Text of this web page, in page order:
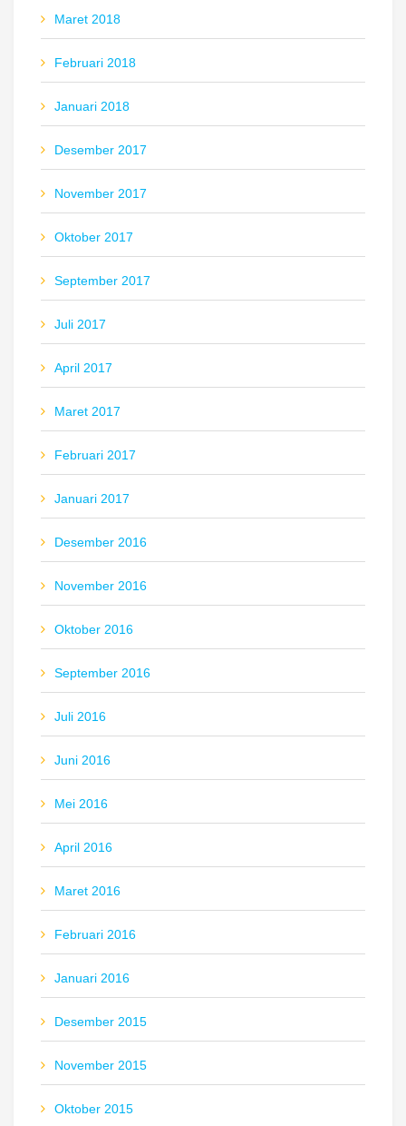
Maret 2018
Februari 2018
Januari 2018
Desember 2017
November 2017
Oktober 2017
September 2017
Juli 2017
April 2017
Maret 2017
Februari 2017
Januari 2017
Desember 2016
November 2016
Oktober 2016
September 2016
Juli 2016
Juni 2016
Mei 2016
April 2016
Maret 2016
Februari 2016
Januari 2016
Desember 2015
November 2015
Oktober 2015